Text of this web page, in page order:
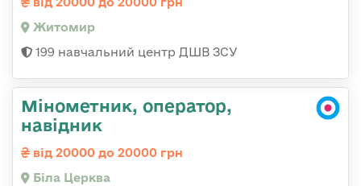
Житомир
199 навчальний центр ДШВ ЗСУ
Мінометник, оператор,
навідник
від 20000 до 20000 грн
Біла Церква